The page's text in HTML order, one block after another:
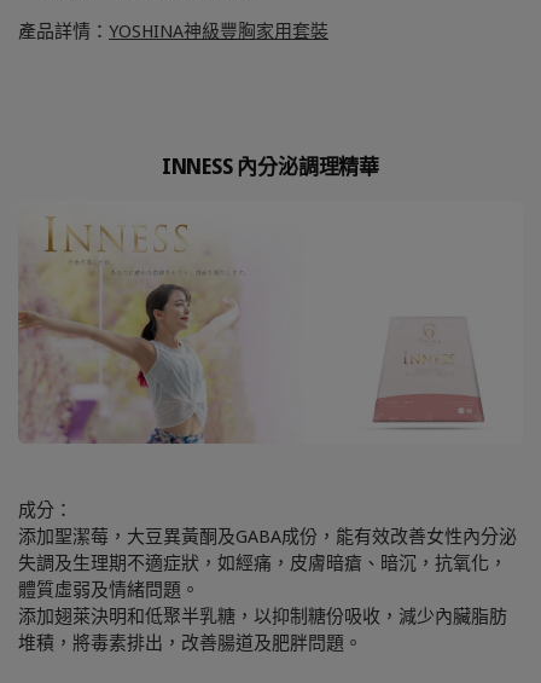
產品詳情： YOSHINA神級豐胸家用套裝
INNESS 內分泌調理精華
成分：
添加聖潔莓，大豆異黃酮及GABA成份，能有效改善女性內分泌
失調及生理期不適症狀，如經痛，皮膚暗瘡、暗沉，抗氧化，
體質虛弱及情緒問題。
添加翅萊決明和低聚半乳糖，以抑制糖份吸收，減少內臟脂肪
堆積，將毒素排出，改善腸道及肥胖問題。